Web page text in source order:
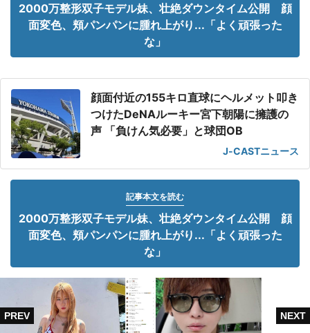
2000万整形双子モデル妹、壮絶ダウンタイム公開 顔
面変色、頬パンパンに腫れ上がり...「よく頑張った
な」
顔面付近の155キロ直球にヘルメット叩き
つけたDeNAルーキー宮下朝陽に擁護の
声 「負けん気必要」と球団OB
J-CASTニュース
記事本文を読む
2000万整形双子モデル妹、壮絶ダウンタイム公開 顔
面変色、頬パンパンに腫れ上がり...「よく頑張った
な」